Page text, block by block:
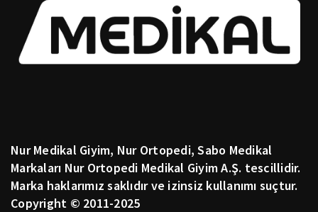
Nur Medikal Giyim, Nur Ortopedi, Sabo Medikal
Markaları Nur Ortopedi Medikal Giyim A.Ş. tescillidir.
Marka haklarımız saklıdır ve izinsiz kullanımı suçtur.
Copyright © 2011-2025